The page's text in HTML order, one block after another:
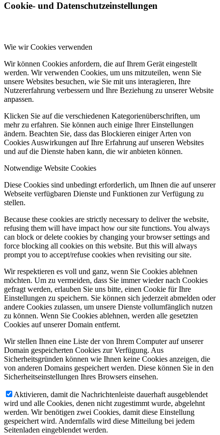
Cookie- und Datenschutzeinstellungen
Wie wir Cookies verwenden
Wir können Cookies anfordern, die auf Ihrem Gerät eingestellt
werden. Wir verwenden Cookies, um uns mitzuteilen, wenn Sie
unsere Websites besuchen, wie Sie mit uns interagieren, Ihre
Nutzererfahrung verbessern und Ihre Beziehung zu unserer Website
anpassen.
Klicken Sie auf die verschiedenen Kategorienüberschriften, um
mehr zu erfahren. Sie können auch einige Ihrer Einstellungen
ändern. Beachten Sie, dass das Blockieren einiger Arten von
Cookies Auswirkungen auf Ihre Erfahrung auf unseren Websites
und auf die Dienste haben kann, die wir anbieten können.
Notwendige Website Cookies
Diese Cookies sind unbedingt erforderlich, um Ihnen die auf unserer
Webseite verfügbaren Dienste und Funktionen zur Verfügung zu
stellen.
Because these cookies are strictly necessary to deliver the website,
refusing them will have impact how our site functions. You always
can block or delete cookies by changing your browser settings and
force blocking all cookies on this website. But this will always
prompt you to accept/refuse cookies when revisiting our site.
Wir respektieren es voll und ganz, wenn Sie Cookies ablehnen
möchten. Um zu vermeiden, dass Sie immer wieder nach Cookies
gefragt werden, erlauben Sie uns bitte, einen Cookie für Ihre
Einstellungen zu speichern. Sie können sich jederzeit abmelden oder
andere Cookies zulassen, um unsere Dienste vollumfänglich nutzen
zu können. Wenn Sie Cookies ablehnen, werden alle gesetzten
Cookies auf unserer Domain entfernt.
Wir stellen Ihnen eine Liste der von Ihrem Computer auf unserer
Domain gespeicherten Cookies zur Verfügung. Aus
Sicherheitsgründen können wie Ihnen keine Cookies anzeigen, die
von anderen Domains gespeichert werden. Diese können Sie in den
Sicherheitseinstellungen Ihres Browsers einsehen.
Aktivieren, damit die Nachrichtenleiste dauerhaft ausgeblendet
wird und alle Cookies, denen nicht zugestimmt wurde, abgelehnt
werden. Wir benötigen zwei Cookies, damit diese Einstellung
gespeichert wird. Andernfalls wird diese Mitteilung bei jedem
Seitenladen eingeblendet werden.